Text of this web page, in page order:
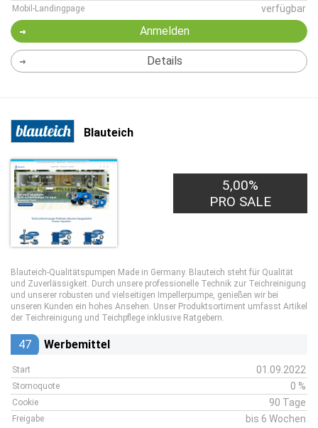
Mobil-Landingpage verfügbar
Anmelden
Details
Blauteich
5,00%
PRO SALE
Blauteich-Qualitätspumpen Made in Germany. Blauteich steht für Qualität
und Zuverlässigkeit. Durch unsere professionelle Technik zur Teichreinigung
und unserer robusten und vielseitigen Impellerpumpe, genießen wir bei
unseren Kunden ein hohes Ansehen. Unser Produktsortiment umfasst Artikel
der Teichreinigung und Teichpflege inklusive Ratgebern.
47 Werbemittel
Start 01.09.2022
Stornoquote 0 %
Cookie 90 Tage
Freigabe bis 6 Wochen